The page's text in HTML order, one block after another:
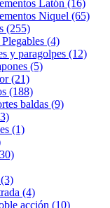
Latón (16)
Niquel (65)
(255)
(4)
y paragolpes (12)
(5)
(21)
(188)
baldas (9)
(1)
(4)
acción (10)